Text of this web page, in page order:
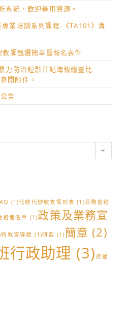
系統，歡迎善用資源。
業培訓系列課程-《TA101》溝
師甄選簡章暨報名表件
力防治短影音記海報繪畫比
閱附件。
告
(1)代收代辦收支情形表 (1)公務信箱
格者名單 (1)政策及業務宣
特教宣導週 (1)研習 (1) 簡章 (2)
行政助理 (3)資通